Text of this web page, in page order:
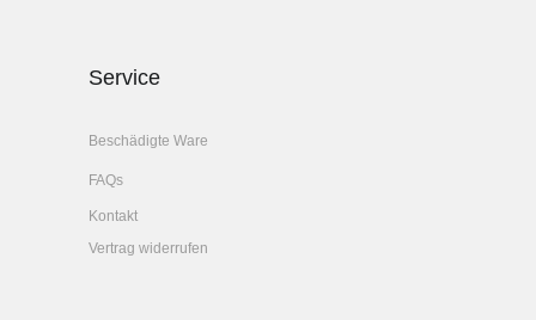
Service
Beschädigte Ware
FAQs
Kontakt
Vertrag widerrufen